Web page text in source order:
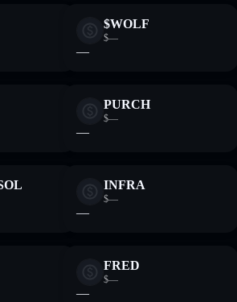
$WOLF
$—
—
PURCH
$—
—
INFRA
$—
—
FRED
$—
—